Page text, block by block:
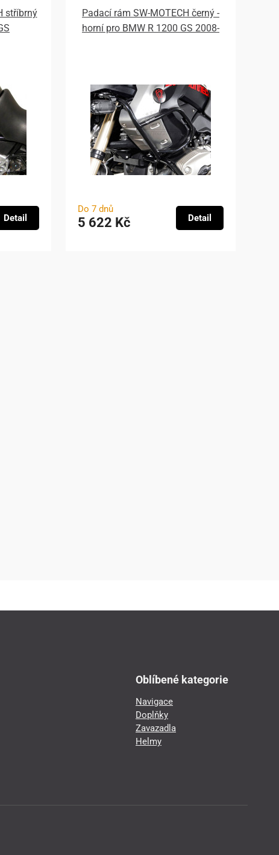
stříbrný
Detail
Padací rám SW-MOTECH černý -
horní pro BMW R 1200 GS 2008-
Do 7 dnů
5 622 Kč Detail
Oblíbené kategorie
Navigace
Doplňky
Zavazadla
Helmy